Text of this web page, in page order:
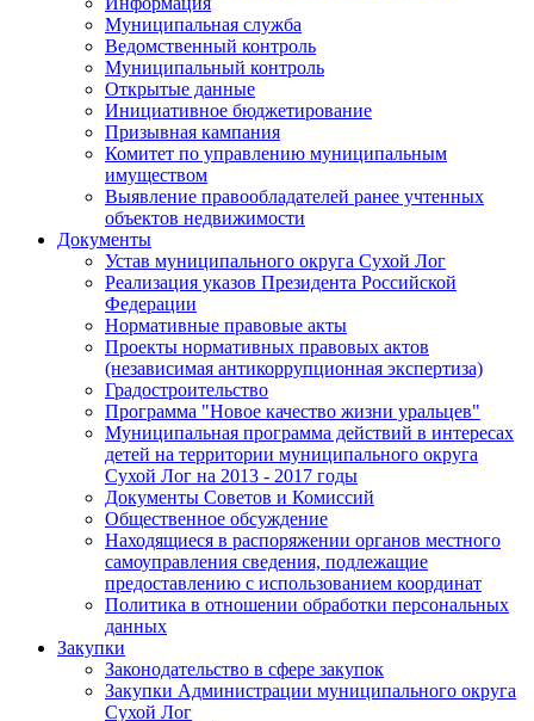
Муниципальная служба
Ведомственный контроль
Муниципальный контроль
Открытые данные
Инициативное бюджетирование
Призывная кампания
Комитет по управлению муниципальным
имуществом
Выявление правообладателей ранее учтенных
объектов недвижимости
Документы
Устав муниципального округа Сухой Лог
Реализация указов Президента Российской
Федерации
Нормативные правовые акты
Проекты нормативных правовых актов
(независимая антикоррупционная экспертиза)
Градостроительство
Программа "Новое качество жизни уральцев"
Муниципальная программа действий в интересах
детей на территории муниципального округа
Сухой Лог на 2013 - 2017 годы
Документы Советов и Комиссий
Общественное обсуждение
Находящиеся в распоряжении органов местного
самоуправления сведения, подлежащие
предоставлению с использованием координат
Политика в отношении обработки персональных
данных
Закупки
Законодательство в сфере закупок
Закупки Администрации муниципального округа
Сухой Лог